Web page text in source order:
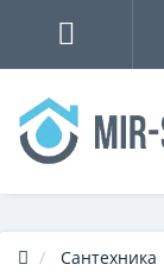
Сантехника